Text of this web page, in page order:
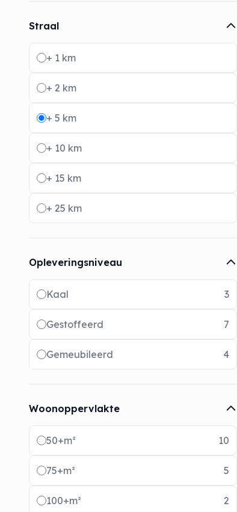
Straal
Radio buttons
+ 1 km
+ 2 km
+ 5 km
+ 10 km
+ 15 km
+ 25 km
Opleveringsniveau
Radio buttons
Kaal 3
Gestoffeerd 7
Gemeubileerd 4
Woonoppervlakte
Radio buttons
50+m² 10
75+m² 5
100+m² 2